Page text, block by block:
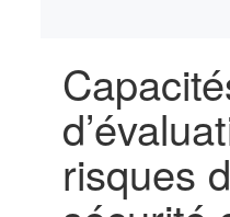
risques